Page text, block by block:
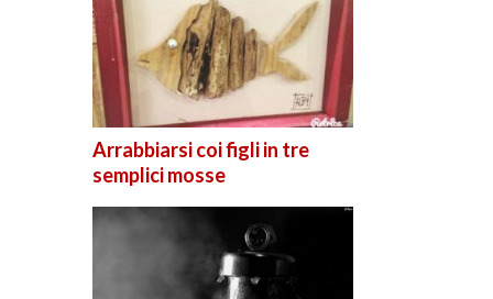
Arrabbiarsi coi figli in tre
semplici mosse